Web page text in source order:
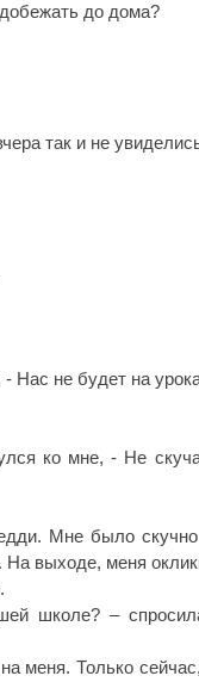
до дома?
так и не
Нас не будет на
ко мне, - Не
Мне было
На выходе, меня
школе? –
меня. Только